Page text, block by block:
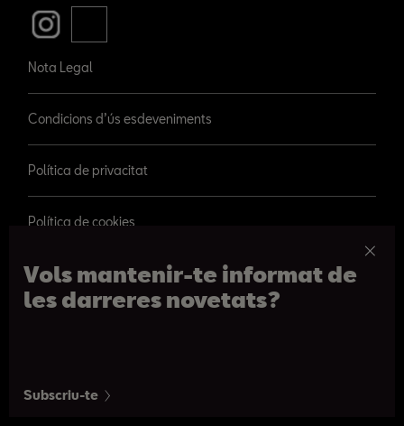
Vols mantenir-te informat de
les darreres novetats?
Subscriu-te
De 09h a 20:30h. De dilluns a dissabte
Nota Legal
Condicions d’ús esdeveniments
Política de privacitat
Política de cookies